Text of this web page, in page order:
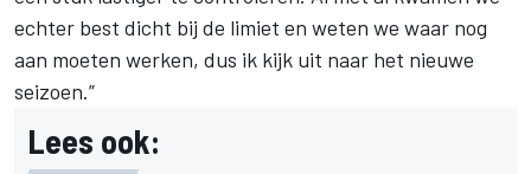
echter best dicht bij de limiet en weten we waar nog
aan moeten werken, dus ik kijk uit naar het nieuwe
seizoen.”
Lees ook: